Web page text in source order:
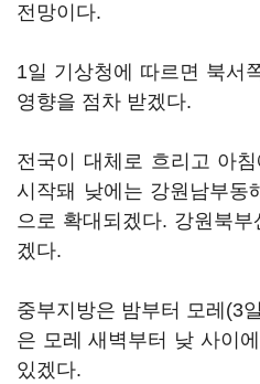
전망이다.
1일 기상청에 따르면 북서
영향을 점차 받겠다.
전국이 대체로 흐리고 아
시작돼 낮에는 강원남부동
으로 확대되겠다. 강원북
겠다.
중부지방은 밤부터 모레(3
은 모레 새벽부터 낮 사이
있겠다.